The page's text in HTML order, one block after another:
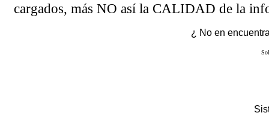
cargados, más NO así la CALIDAD de la
¿ No en